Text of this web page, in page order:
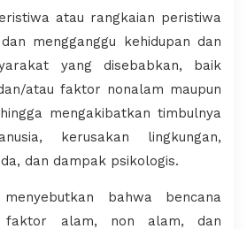
atau rangkaian peristiwa
mengganggu kehidupan dan
yang disebabkan, baik
atau faktor nonalam maupun
mengakibatkan timbulnya
kerusakan lingkungan,
dan dampak psikologis.
bahwa bencana
faktor alam, non alam, dan